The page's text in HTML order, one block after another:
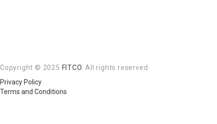
Copyright © 2025 FITCO . All rights reserved.
Privacy Policy
Terms and Conditions